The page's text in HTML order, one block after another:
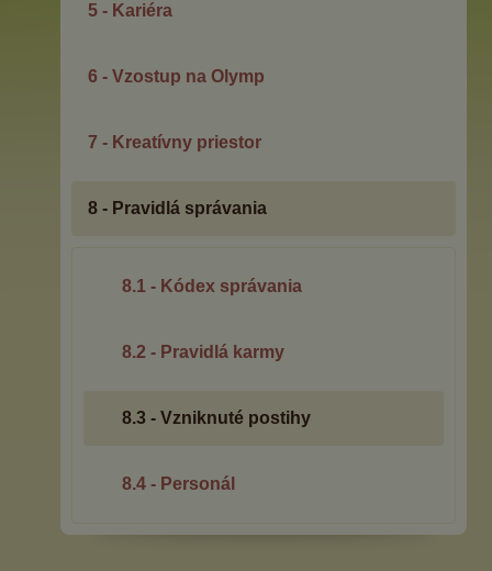
5 - Kariéra
6 - Vzostup na Olymp
7 - Kreatívny priestor
8 - Pravidlá správania
8.1 - Kódex správania
8.2 - Pravidlá karmy
8.3 - Vzniknuté postihy
8.4 - Personál